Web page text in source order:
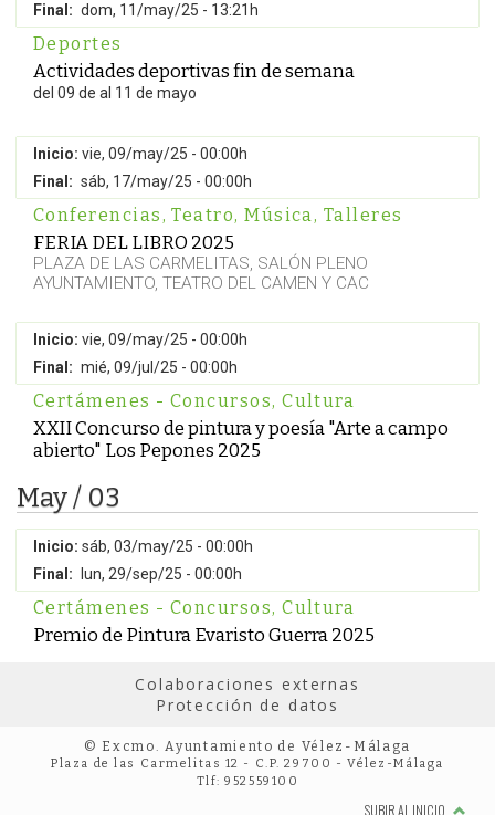
Final: dom, 11/may/25 - 13:21h
Deportes
Actividades deportivas fin de semana
del 09 de al 11 de mayo
Inicio: vie, 09/may/25 - 00:00h
Final: sáb, 17/may/25 - 00:00h
Conferencias, Teatro, Música, Talleres
FERIA DEL LIBRO 2025
PLAZA DE LAS CARMELITAS, SALÓN PLENO
AYUNTAMIENTO, TEATRO DEL CAMEN Y CAC
Inicio: vie, 09/may/25 - 00:00h
Final: mié, 09/jul/25 - 00:00h
Certámenes - Concursos, Cultura
XXII Concurso de pintura y poesía "Arte a campo
abierto" Los Pepones 2025
May / 03
Inicio: sáb, 03/may/25 - 00:00h
Final:
lun, 29/sep/25 - 00:00h
Certámenes - Concursos, Cultura
Premio de Pintura Evaristo Guerra 2025
Colaboraciones externas
Protección de datos
© Excmo. Ayuntamiento de Vélez-Málaga
Plaza de las Carmelitas 12 - C.P. 29700 - Vélez-Málaga
Tlf: 952559100
SUBIR AL INICIO